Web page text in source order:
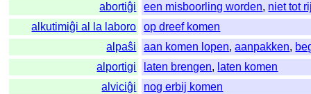
abortiĝi
een misboorling worden, niet tot
alkutimiĝi al la laboro
op dreef komen
alpaŝi
aan komen lopen,aanpakken,
alportigi
laten brengen, laten komen
alviciĝi
nog erbij komen